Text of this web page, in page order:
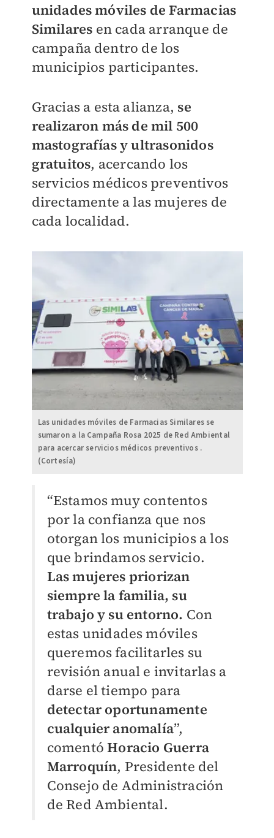
unidades móviles de Farmacias
Similares en cada arranque de
campaña dentro de los
municipios participantes.
Gracias a esta alianza, se
realizaron más de mil 500
mastografías y ultrasonidos
gratuitos, acercando los
servicios médicos preventivos
directamente a las mujeres de
cada localidad.
Las unidades móviles de Farmacias Similares se
sumaron a la Campaña Rosa 2025 de Red Ambiental
para acercar servicios médicos preventivos .
(Cortesía)
“Estamos muy contentos
por la confianza que nos
otorgan los municipios a los
que brindamos servicio.
Las mujeres priorizan
siempre la familia, su
trabajo y su entorno. Con
estas unidades móviles
queremos facilitarles su
revisión anual e invitarlas a
darse el tiempo para
detectar oportunamente
cualquier anomalía”,
comentóHoracio Guerra
Marroquín, Presidente del
Consejo de Administración
de Red Ambiental.